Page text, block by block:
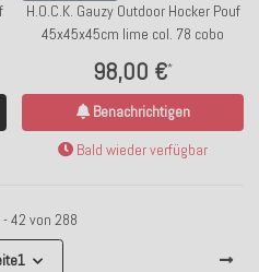
H.O.C.K. Gauzy Outdoor Hocker Pouf
45x45x45cm lime col. 78 cobo
98,00 €*
Benachrichtigen
Bald wieder verfügbar
42 von 288
1